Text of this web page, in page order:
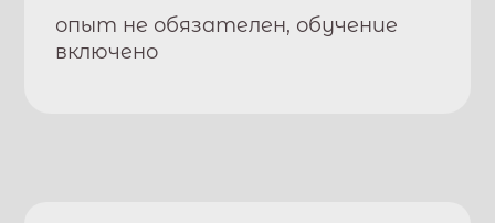
опыт не обязателен, обучение
включено